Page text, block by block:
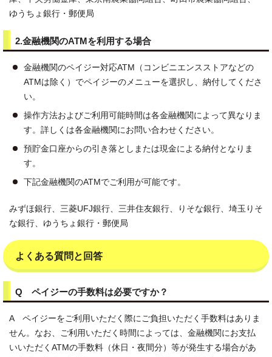
ゆうちょ銀行・郵便局
2.金融機関のATMを利用する場合
金融機関のペイジー対応ATM（コンビニエンスストアなどの
ATMは除く）でペイジーのメニューを選択し、納付してくださ
い。
操作方法およびご利用可能時間は各金融機関によって異なりま
す。詳しくは各金融機関にお問い合わせください。
預貯金口座からの引き落としまたは現金による納付となりま
す。
下記金融機関のATMでご利用が可能です。
みずほ銀行、三菱UFJ銀行、三井住友銀行、りそな銀行、埼玉りそ
な銀行、ゆうちょ銀行・郵便局
よくある質問と回答
Q ペイジーの手数料は必要ですか？
A ペイジーをご利用いただく際にご負担いただく手数料はありま
せん。なお、ご利用いただく時間によっては、金融機関にお支払
いいただくATMの手数料（休日・夜間分）等が発生する場合があ